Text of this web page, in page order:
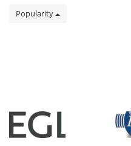
Popularity